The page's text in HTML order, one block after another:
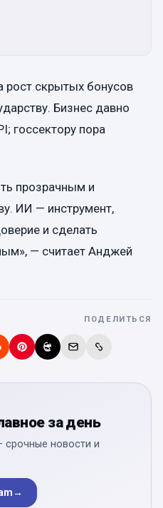
рост скрытых бонусов
Бизнес давно
госсектору пора
прозрачным и
ИИ — инструмент,
и сделать
— считает Анджей
ПОДЕЛИТЬСЯ
за день
срочные новости и
→